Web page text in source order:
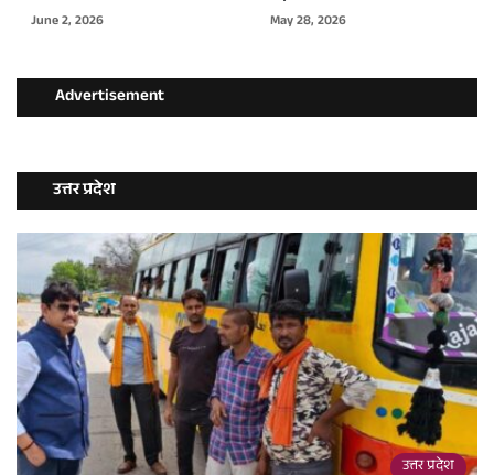
June 2, 2026 May 28, 2026
Advertisement
उत्तर प्रदेश
उत्तर प्रदेश